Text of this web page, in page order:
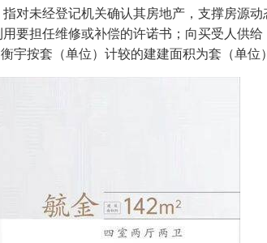
未经登记机关确认其房地产，支撑房源
要担任维修或补偿的许诺书；向买受人供
宇按套（单位）计较的建建面积为套（单位